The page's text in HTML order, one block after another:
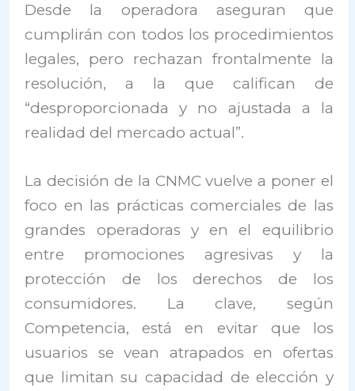
Desde la operadora aseguran que
cumplirán con todos los procedimientos
legales, pero rechazan frontalmente la
resolución, a la que califican de
“desproporcionada y no ajustada a la
realidad del mercado actual”.
La decisión de la CNMC vuelve a poner el
foco en las prácticas comerciales de las
grandes operadoras y en el equilibrio
entre promociones agresivas y la
protección de los derechos de los
consumidores. La clave, según
Competencia, está en evitar que los
usuarios se vean atrapados en ofertas
que limitan su capacidad de elección y